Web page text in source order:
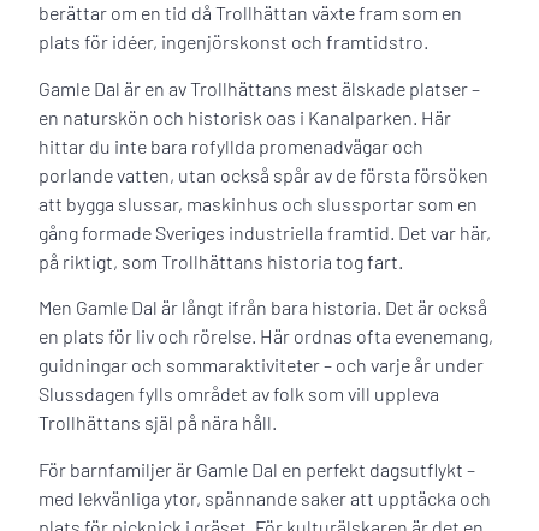
berättar om en tid då Trollhättan växte fram som en
plats för idéer, ingenjörskonst och framtidstro.
Gamle Dal är en av Trollhättans mest älskade platser –
en naturskön och historisk oas i Kanalparken. Här
hittar du inte bara rofyllda promenadvägar och
porlande vatten, utan också spår av de första försöken
att bygga slussar, maskinhus och slussportar som en
gång formade Sveriges industriella framtid. Det var här,
på riktigt, som Trollhättans historia tog fart.
Men Gamle Dal är långt ifrån bara historia. Det är också
en plats för liv och rörelse. Här ordnas ofta evenemang,
guidningar och sommaraktiviteter – och varje år under
Slussdagen fylls området av folk som vill uppleva
Trollhättans själ på nära håll.
För barnfamiljer är Gamle Dal en perfekt dagsutflykt –
med lekvänliga ytor, spännande saker att upptäcka och
plats för picknick i gräset. För kulturälskaren är det en